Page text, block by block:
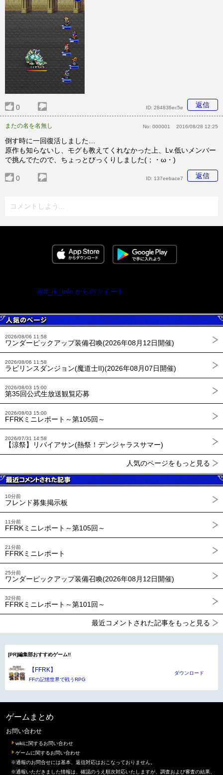
0 返信
ID: 284836ec5e
またの名を名無し No: 000001 2016/08/28 12:25
倒す時に一回復活しました…
原作も知らないし、モグも教えてくれなかった上、Lv.低いメンバー
で挑んでたので、ちょっとびっくりしました(；・ω・)
0 返信
ID: 137eebace7
コメントしよう...
@ff_rk_info からのツイート
2026/08/06 11:58
ワンダーピックアップ装備召喚(2026年08月12日開催)
2026/08/06 11:58
ラビリンスダンジョン(魔道士II)(2026年08月07日開催)
2026/08/03 15:00
第35回公式生放送観覧応募
2026/08/03 15:00
FFRKミニレポート～第105回～
2026/07/31 14:58
【涼祭】リバイアサン(熱祭！デンジャラスサマー)
人気のページをもっと見る
10分前
フレンド募集掲示板
11分前
FFRKミニレポート～第105回～
21分前
FFRKミニレポート
25分前
ワンダーピックアップ装備召喚(2026年08月12日開催)
32分前
FFRKミニレポート～第101回～
最近コメントされた記事をもっと見る
[PR]編集部おすすめゲーム!!
【FFRK】
FFの記憶世界で戦うRPG
ダウンロード
ゲームまとめ
お問い合わせ
wikiに関するお問い合わせ
ゲームに関するお問い合わせ
※通報のお問合せには基本、返信対応はおこなっておりません。
※通報いただきました情報は、確認のうえ順次対応いたしますが、調査および審査の結果、